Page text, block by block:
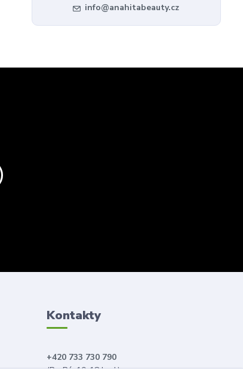
info@anahitabeauty.cz
Kontakty
+420 733 730 790
(Po-Pá, 10-18 hod.)